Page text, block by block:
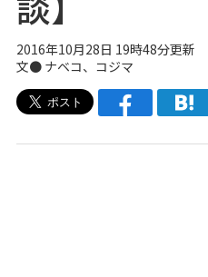
2016年10月28日 19時48分更新
文● ナベコ、 コジマ